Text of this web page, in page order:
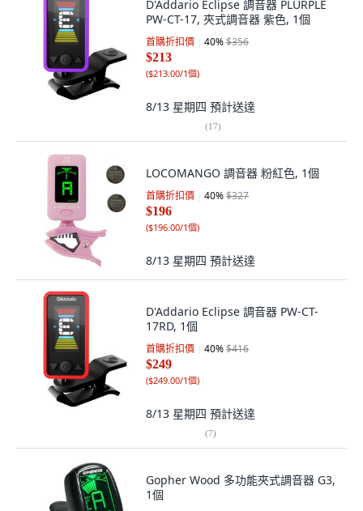
D'Addario Eclipse 調音器 PLURPLE
PW-CT-17, 夾式調音器 紫色, 1個
首購折扣價 40%$356
$213
($213.00/1個)
8/13 星期四 預計送達
(17)
LOCOMANGO 調音器 粉紅色, 1個
首購折扣價 40%$327
$196
($196.00/1個)
8/13 星期四 預計送達
D'Addario Eclipse 調音器 PW-CT-
17RD, 1個
首購折扣價 40%$416
$249
($249.00/1個)
8/13 星期四 預計送達
(7)
Gopher Wood 多功能夾式調音器 G3,
1個